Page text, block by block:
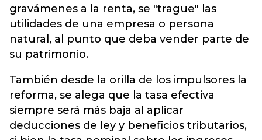
gravámenes a la renta, se "trague" las
utilidades de una empresa o persona
natural, al punto que deba vender parte de
su patrimonio.
También desde la orilla de los impulsores la
reforma, se alega que la tasa efectiva
siempre será más baja al aplicar
deducciones de ley y beneficios tributarios,